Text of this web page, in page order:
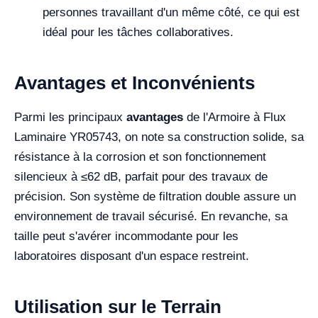
personnes travaillant d'un même côté, ce qui est
idéal pour les tâches collaboratives.
Avantages et Inconvénients
Parmi les principaux avantages de l'Armoire à Flux
Laminaire YR05743, on note sa construction solide, sa
résistance à la corrosion et son fonctionnement
silencieux à ≤62 dB, parfait pour des travaux de
précision. Son système de filtration double assure un
environnement de travail sécurisé. En revanche, sa
taille peut s'avérer incommodante pour les
laboratoires disposant d'un espace restreint.
Utilisation sur le Terrain